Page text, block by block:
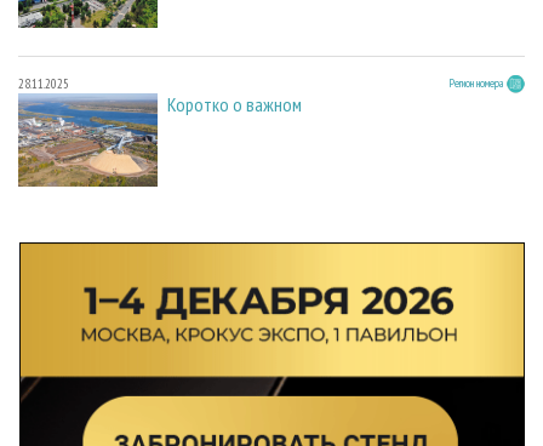
28.11.2025 Регион номера
Коротко о важном